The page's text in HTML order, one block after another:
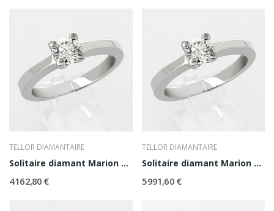
TELLOR DIAMANTAIRE
Solitaire diamant Marion 0,60 ct
4 162,80 €
TELLOR DIAMANTAIRE
Solitaire diamant Marion 0,70 ct
5 991,60 €